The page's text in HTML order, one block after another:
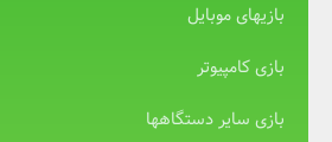
بازیهای موبایل
بازی کامپیوتر
بازی سایر دستگاهها